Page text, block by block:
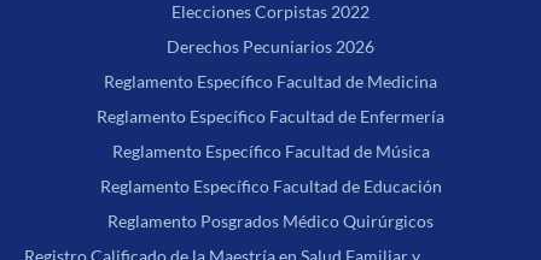
Elecciones Corpistas 2022
Derechos Pecuniarios 2026
Reglamento Específico Facultad de Medicina
Reglamento Específico Facultad de Enfermería
Reglamento Específico Facultad de Música
Reglamento Específico Facultad de Educación
Reglamento Posgrados Médico Quirúrgicos